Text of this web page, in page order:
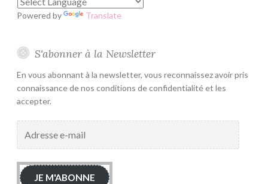
Powered by Translate
S'abonner à la Newsletter
En vous abonnant à la newsletter, vous reconnaissez avoir pris
connaissance de nos conditions de confidentialité et les
accepter.
mail
JE M'ABONNE